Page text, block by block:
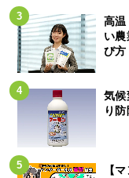
高温
い
び方
気候
り
【